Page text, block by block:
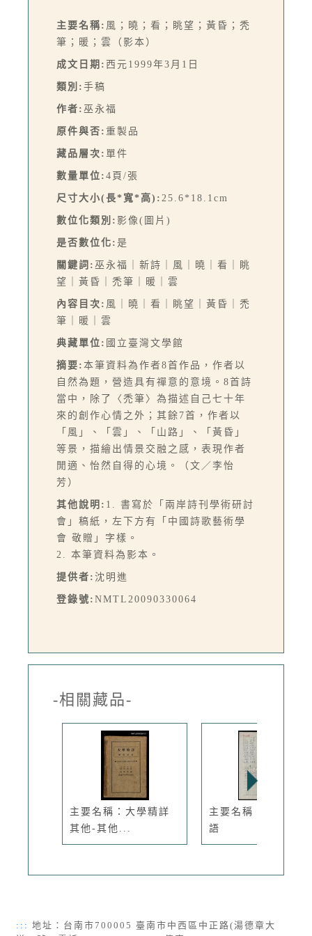
主要名稱: 風；曉；看；眺望；黃昏；秃
筆；暖；雲（影本）
成文日期: 西元1999年3月1日
類別: 手稿
作者: 巫永福
原件與否: 重製品
藏品層次: 單件
數量單位: 4頁/張
尺寸大小(長*寬*高): 25.6*18.1cm
數位化類別: 影像(圖片)
是否數位化: 是
關鍵詞: 巫永福｜新詩｜風｜曉｜看｜眺
望｜黃昏｜禿筆｜暖｜雲
內容目次: 風｜曉｜看｜眺望｜黃昏｜禿
筆｜暖｜雲
典藏單位: 國立臺灣文學館
摘要: 本筆資料為作者8首作品，作者以
自然為題，營造具有禪意的意境。8首詩
當中，除了〈禿筆〉為描述自己七十年
來的創作心情之外；其餘7首，作者以
「風」、「雲」、「山路」、「黃昏」
等景，描繪出情景交融之感，表現作者
閒適、怡然自得的心境。（文／李怡
芳）
其他說明: 1. 書寫於「兩岸詩刊學術研討
會」稿紙，左下方有「中國詩歌藝術學
會 敬贈」字樣。
2. 本筆資料為影本。
提供者: 沈明進
登錄號: NMTL20090330064
-相關藏品-
主要名稱：大學精詳
其他-其他...
主要名稱：中外看諺
語
::: 地址：台南市700005 臺南市中西區中正路(湯德章大